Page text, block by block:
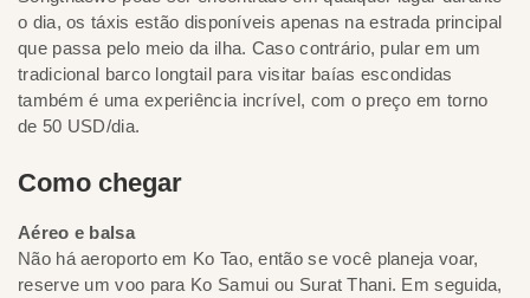
o dia, os táxis estão disponíveis apenas na estrada principal
que passa pelo meio da ilha. Caso contrário, pular em um
tradicional barco longtail para visitar baías escondidas
também é uma experiência incrível, com o preço em torno
de 50 USD/dia.
Como chegar
Aéreo e balsa
Não há aeroporto em Ko Tao, então se você planeja voar,
reserve um voo para Ko Samui ou Surat Thani. Em seguida,